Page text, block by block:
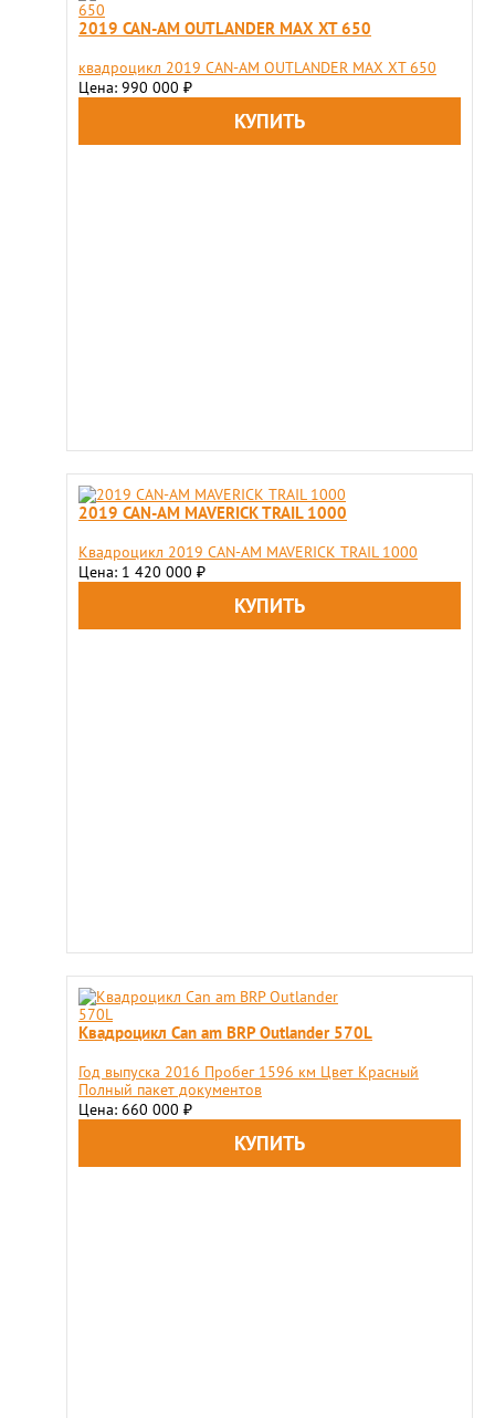
2019 CAN-AM OUTLANDER MAX XT 650
квадроцикл 2019 CAN-AM OUTLANDER MAX XT 650
Цена: 990 000 ₽
2019 CAN-AM MAVERICK TRAIL 1000
Квадроцикл 2019 CAN-AM MAVERICK TRAIL 1000
Цена: 1 420 000 ₽
Квадроцикл Can am BRP Outlander 570L
Год выпуска 2016 Пробег 1596 км Цвет Красный
Полный пакет документов
Цена: 660 000 ₽